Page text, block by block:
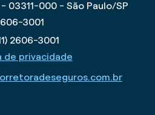
- 03311-000 - São Paulo/SP
3001
2606-3001
de privacidade